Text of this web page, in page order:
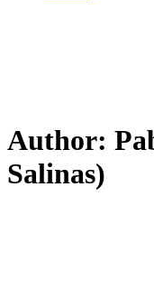
Author:
Salinas)